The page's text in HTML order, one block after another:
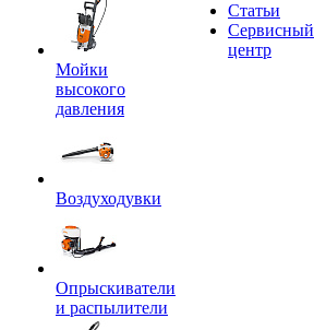
Мойки
высокого
давления
Воздуходувки
Опрыскиватели
и распылители
Статьи
Сервисный
центр